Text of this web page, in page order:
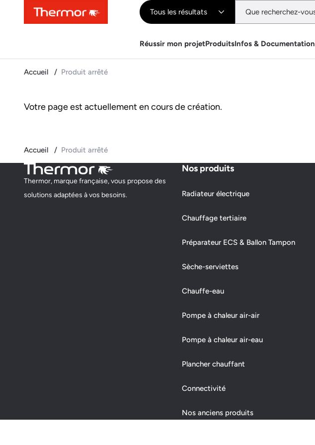
ContenuMenuRecherche Tous les résultats
Réussir mon projetProduitsInfos & Documentation
Accueil Produit arrêté
Votre page est actuellement en cours de création.
Accueil Produit arrêté
Thermor, marque française, vous propose des
solutions adaptées à vos besoins.
Nos produits
Radiateur électrique
Chauffage tertiaire
Préparateur ECS & Ballon Tampon
Sèche-serviettes
Chauffe-eau
Pompe à chaleur air-air
Pompe à chaleur air-eau
Plancher chauffant
Connectivité
Nos anciens produits